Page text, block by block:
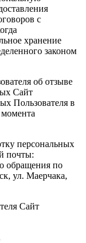
с
хранение
законом
об отзыве
Сайт
Пользователя в
персональных
почты:
обращения по
ул. Маерчака,
Сайт